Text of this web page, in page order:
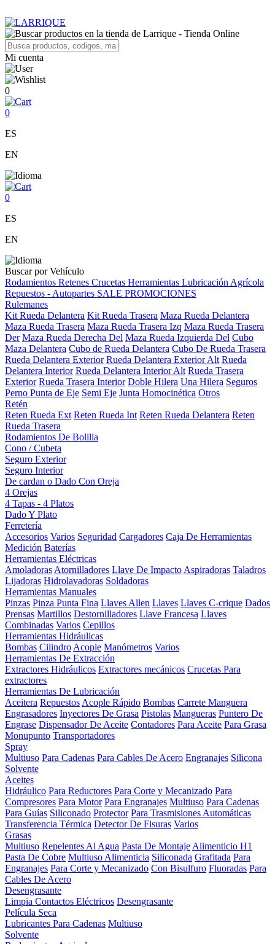
Mi cuenta
0
0
ES
EN
0
ES
EN
Buscar por Vehículo
Rodamientos Retenes Crucetas Herramientas Lubricación Agrícola
Repuestos - Autopartes SALE PROMOCIONES
Rulemanes
Kit Rueda Delantera Kit Rueda Trasera Maza Rueda Delantera
Maza Rueda Trasera Maza Rueda Trasera Izq Maza Rueda Trasera
Der Maza Rueda Derecha Del Maza Rueda Izquierda Del Cubo
Maza Delantera Cubo de Rueda Delantera Cubo De Rueda Trasera
Rueda Delantera Exterior Rueda Delantera Exterior Alt Rueda
Delantera Interior Rueda Delantera Interior Alt Rueda Trasera
Exterior Rueda Trasera Interior Doble Hilera Una Hilera Seguros
Perno Punta de Eje Semi Eje Junta Homocinética Otros
Retén
Reten Rueda Ext Reten Rueda Int Reten Rueda Delantera Reten
Rueda Trasera
Rodamientos De Bolilla
Cono / Cubeta
Seguro Exterior
Seguro Interior
De cardan o Dado Con Oreja
4 Orejas
4 Tapas - 4 Platos
Dado Y Plato
Ferretería
Accesorios Varios Seguridad Cargadores Caja De Herramientas
Medición Baterías
Herramientas Eléctricas
Amoladoras Atornilladores Llave De Impacto Aspiradoras Taladros
Lijadoras Hidrolavadoras Soldadoras
Herramientas Manuales
Pinzas Pinza Punta Fina Llaves Allen Llaves Llaves C-crique Dados
Prensas Martillos Destornilladores Llave Francesa Llaves
Combinadas Varios Cepillos
Herramientas Hidráulicas
Bombas Cilindro Acople Manómetros Varios
Herramientas De Extracción
Extractores Hidráulicos Extractores mecánicos Crucetas Para
extractores
Herramientas De Lubricación
Aceitera Repuestos Acople Rápido Bombas Carrete Manguera
Engrasadores Inyectores De Grasa Pistolas Mangueras Puntero De
Engrase Dispensador De Aceite Contadores Para Aceite Para Grasa
Monupunto Transportadores
Spray
Multiuso Para Cadenas Para Cables De Acero Engranajes Silicona
Solvente
Aceites
Hidráulico Para Reductores Para Corte y Mecanizado Para
Compresores Para Motor Para Engranajes Multiuso Para Cadenas
Para Guías Siliconado Protector Para Trasmisiones Automáticas
Transferencia Térmica Detector De Fisuras Varios
Grasas
Multiuso Repelentes Al Agua Pasta De Montaje Alimenticio H1
Pasta De Cobre Multiuso Alimenticia Siliconada Grafitada Para
Engranajes Para Corte y Mecanizado Con Bisulfuro Fluoradas Para
Cables De Acero
Desengrasante
Limpia Contactos Eléctricos Desengrasante
Película Seca
Lubricantes Para Cadenas Multiuso
Solvente